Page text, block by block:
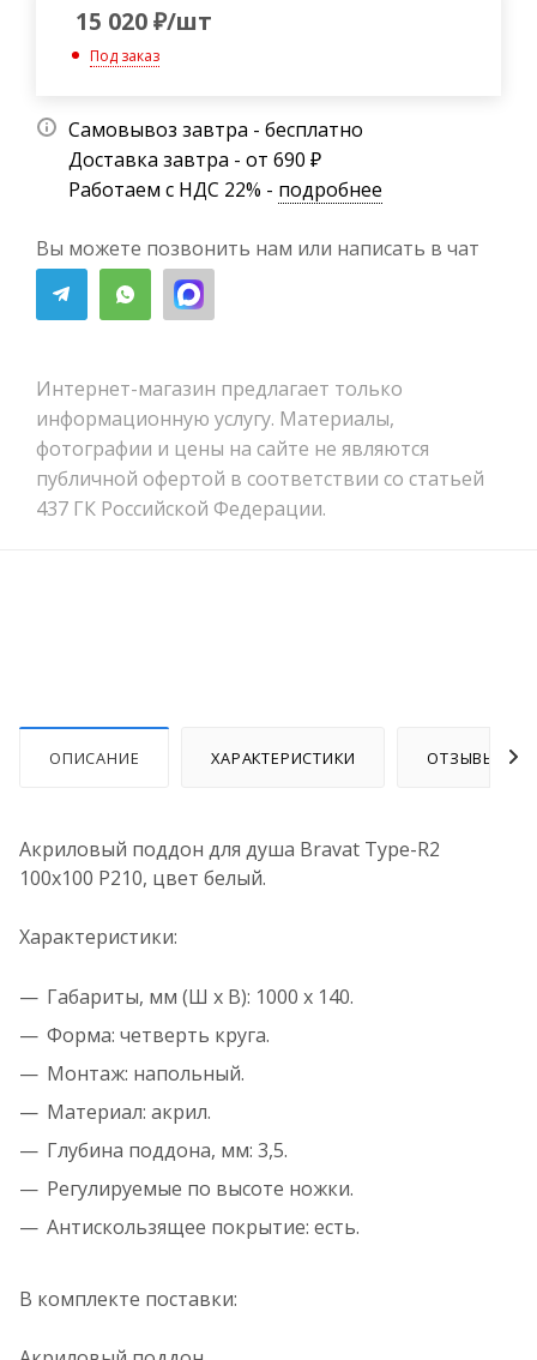
15 020₽/шт
Под заказ
Самовывоз завтра - бесплатно
Доставка завтра - от 690 ₽
Работаем с НДС 22% - подробнее
Вы можете позвонить нам или написать в чат
Интернет-магазин предлагает только
информационную услугу. Материалы,
фотографии и цены на сайте не являются
публичной офертой в соответствии со статьей
437 ГК Российской Федерации.
ОПИСАНИЕ ХАРАКТЕРИСТИКИ ОТЗЫВЫ
Акриловый поддон для душа Bravat Type-R2
100x100 P210, цвет белый.
Характеристики:
Габариты, мм (Ш х В): 1000 х 140.
Форма: четверть круга.
Монтаж: напольный.
Материал: акрил.
Глубина поддона, мм: 3,5.
Регулируемые по высоте ножки.
Антискользящее покрытие: есть.
В комплекте поставки: